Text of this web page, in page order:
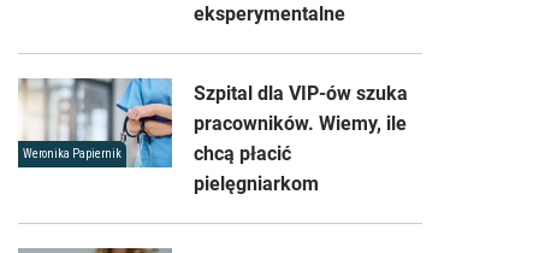
eksperymentalne
Weronika Papiernik
Szpital dla VIP-ów szuka
pracowników. Wiemy, ile
chcą płacić
pielęgniarkom